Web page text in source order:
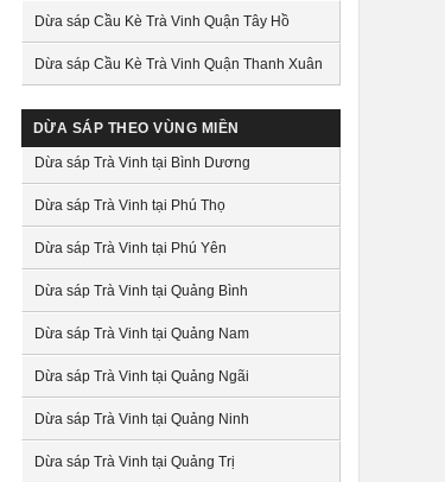
Dừa sáp Cầu Kè Trà Vinh Quận Tây Hồ
Dừa sáp Cầu Kè Trà Vinh Quận Thanh Xuân
DỪA SÁP THEO VÙNG MIỀN
Dừa sáp Trà Vinh tại Bình Dương
Dừa sáp Trà Vinh tại Phú Thọ
Dừa sáp Trà Vinh tại Phú Yên
Dừa sáp Trà Vinh tại Quảng Bình
Dừa sáp Trà Vinh tại Quảng Nam
Dừa sáp Trà Vinh tại Quảng Ngãi
Dừa sáp Trà Vinh tại Quảng Ninh
Dừa sáp Trà Vinh tại Quảng Trị